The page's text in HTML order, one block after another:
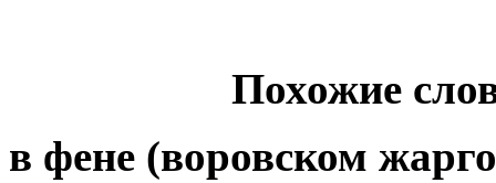
Похожие
в фене (воровском